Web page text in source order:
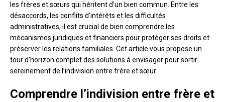
les frères et sœurs qui héritent d’un bien commun. Entre les
désaccords, les conflits d’intérêts et les difficultés
administratives, il est crucial de bien comprendre les
mécanismes juridiques et financiers pour protéger ses droits et
préserver les relations familiales. Cet article vous propose un
tour d’horizon complet des solutions à envisager pour sortir
sereinement de l’indivision entre frère et sœur.
Comprendre l’indivision entre frère et